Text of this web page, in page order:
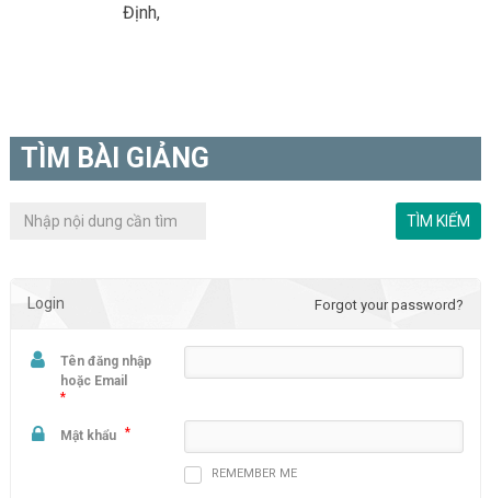
Định,
TÌM BÀI GIẢNG
Login Forgot your password?
Tên đăng nhập
hoặc Email
*
Mật khẩu *
REMEMBER ME